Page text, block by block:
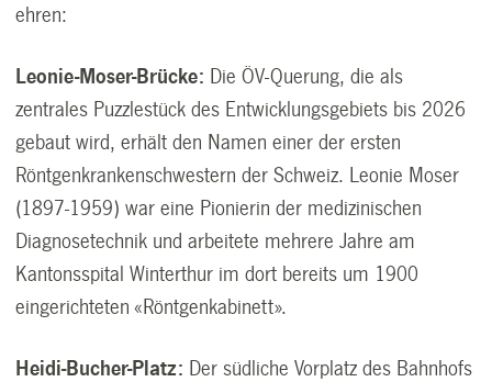
ehren:
Leonie-Moser-Brücke: Die ÖV-Querung, die als
zentrales Puzzlestück des Entwicklungsgebiets bis 2026
gebaut wird, erhält den Namen einer der ersten
Röntgenkrankenschwestern der Schweiz. Leonie Moser
(1897-1959) war eine Pionierin der medizinischen
Diagnosetechnik und arbeitete mehrere Jahre am
Kantonsspital Winterthur im dort bereits um 1900
eingerichteten «Röntgenkabinett».
Heidi-Bucher-Platz: Der südliche Vorplatz des Bahnhofs